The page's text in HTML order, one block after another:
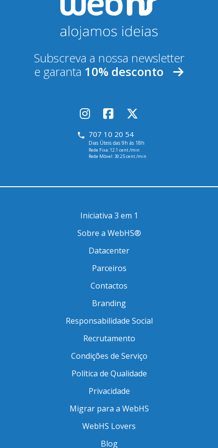
Subscreva a nossa newsletter
e garanta 10% desconto
707 10 20 54
Dias Úteis das 9h às 18h
Rede Fixa: 12.1 cent./min
Rede Móvel: 30.25 cent./min
Iniciativa 3 em 1
Sobre a WebHS®
Datacenter
Parceiros
Contactos
Branding
Responsabilidade Social
Recrutamento
Condições de Serviço
Política de Qualidade
Privacidade
Migrar para a WebHS
WebHS Lovers
Blog